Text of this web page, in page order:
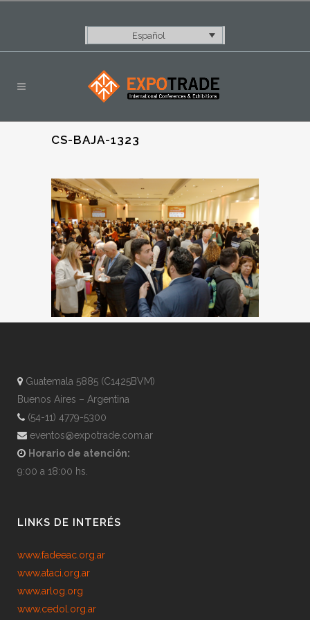
Español
CS-BAJA-1323
Guatemala 5885 (C1425BVM)
Buenos Aires – Argentina
(54-11) 4779-5300
eventos@expotrade.com.ar
Horario de atención:
9:00 a 18:00 hs.
LINKS DE INTERÉS
www.fadeeac.org.ar
www.ataci.org.ar
www.arlog.org
www.cedol.org.ar